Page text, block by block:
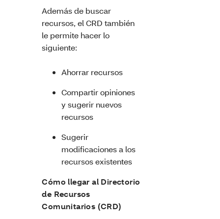
Además de buscar
recursos, el CRD también
le permite hacer lo
siguiente:
Ahorrar recursos
Compartir opiniones
y sugerir nuevos
recursos
Sugerir
modificaciones a los
recursos existentes
Cómo llegar al Directorio
de Recursos
Comunitarios (CRD)